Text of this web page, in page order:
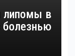
липомы в
болезнью